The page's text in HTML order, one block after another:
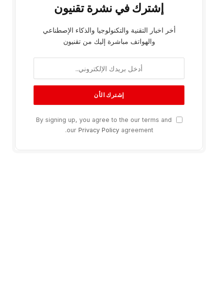
إشترك في نشرة تقنيون
أخر اخبار التقنية والتكنولوجيا والذكاء الإصطناعي
والهواتف مباشرة إليك من تقنيون
By signing up, you agree to the our terms and
our Privacy Policyagreement.